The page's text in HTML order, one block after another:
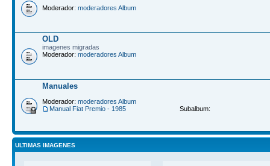
Moderador: moderadores Album
OLD
imagenes migradas
Moderador: moderadores Album
Manuales
Moderador: moderadores Album
Subalbum:
Manual Fiat Premio - 1985
ULTIMAS IMAGENES